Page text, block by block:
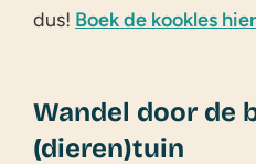
dus! Boek de kookles hier
Wandel door de
(dieren)tuin